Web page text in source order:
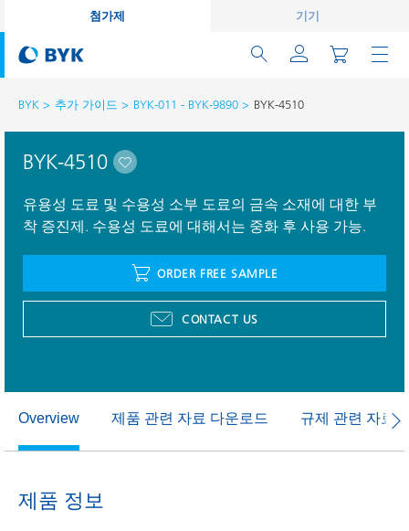
첨가제 기기
BYK 추가 가이드 BYK-011 - BYK-9890 BYK-4510
BYK-4510
유용성 도료 및 수용성 소부 도료의 금속 소재에 대한 부
착 증진제. 수용성 도료에 대해서는 중화 후 사용 가능.
ORDER FREE SAMPLE
CONTACT US
Overview 제품 관련 자료 다운로드 규제 관련 자료
제품 정보